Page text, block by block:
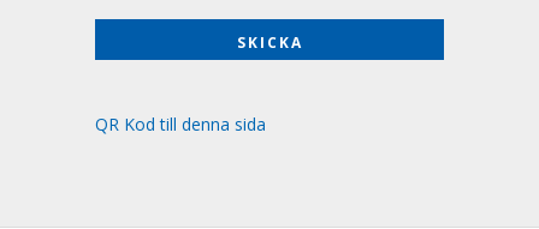
QR Kod till denna sida